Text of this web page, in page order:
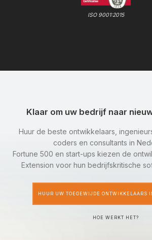
ISO 9001:2015
Klaar om uw bedrijf naar
Huur de beste ontwikkelaars,
coders en consultants in
Fortune 500 en start-ups kiezen de
Extension voor hun bedrijfskritische
HUUR UW TOEGEWIJDE ONTWIKKELAARS
HOE WERKT HET?